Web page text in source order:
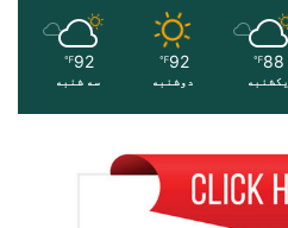
88
℉
یکشنبه
92
℉
دوشنبه
92
℉
سه شنبه